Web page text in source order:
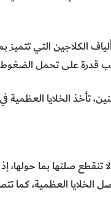
الكلاجين التي
قدرة على تحمل الضغوط
تأخذ الخلايا
تنقطع صلتها بما
الخلايا العظمية،